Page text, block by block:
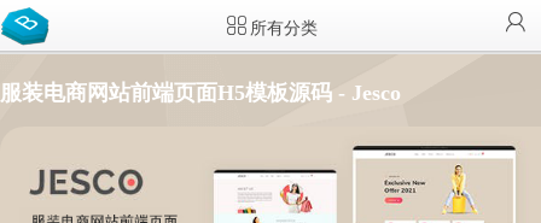
所有分类
服装电商网站前端页面H5模板源码 - Jesco